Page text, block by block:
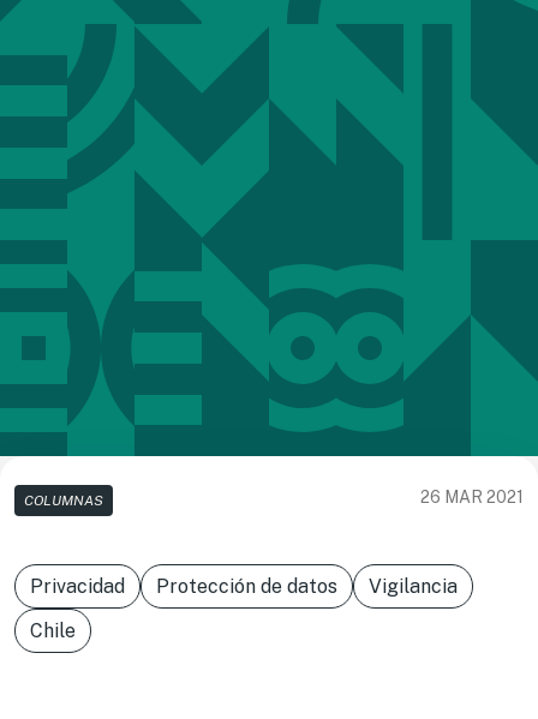
COLUMNAS 26 MAR 2021
Privacidad Protección de datos
Vigilancia
Chile